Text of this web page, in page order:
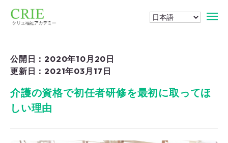
公開日：2020年10月20日
更新日：2021年03月17日
介護の資格で初任者研修を最初に取ってほ
しい理由